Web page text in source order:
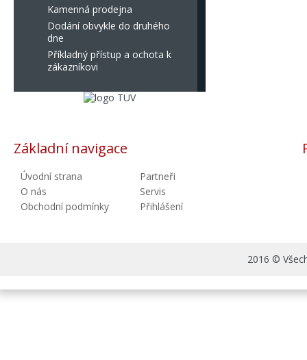
Kamenná prodejna
Dodání obvykle do druhého
dne
Příkladný přístup a ochota k
zákazníkovi
Základní navigace
Úvodní strana
O nás
Obchodní podmínky
Partneři
Servis
Přihlášení
2016 ©